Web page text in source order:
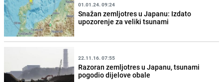
01.01.24. 09:24
Snažan zemljotres u Japanu: Izdato
upozorenje za veliki tsunami
22.11.16. 07:55
Razoran zemljotres u Japanu, tsunami
pogodio dijelove obale